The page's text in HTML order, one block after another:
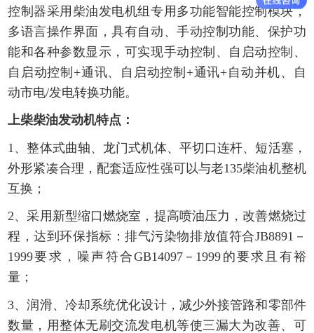
控制器采用柴油发电机组专用多功能智能控制模块，
多语言操作界面，具有自动、手动控制功能、保护功
能和各种参数显示，可实现手动控制、自启动控制、
自启动控制+通讯、自启动控制+通讯+自动并机、自
动市电/发电转换功能。
上柴柴油发动机特点：
1、整体式曲轴、龙门式机体、平切口连杆、短活塞，
外形紧凑合理，配套适应性强可以与老135柴油机整机
互换；
2、采用新型缩口燃烧室，提高喷油压力，改善燃烧过
程，达到环保指标：排气污染物排放值符合JB8891－
1999要求，噪声符合GB14097－1999的要求且有裕
量；
3、润滑、冷却系统优化设计，减少外接管路和零部件
数量，用整体无刷交流发电机等使三漏大为改善、可